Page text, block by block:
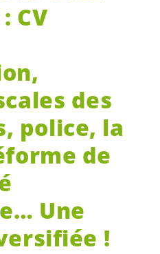
CV
des
police, la
de
Une
!